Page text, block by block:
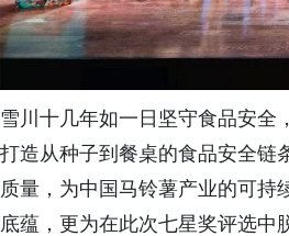
雪川十几年如一日坚守食品安全
打造从种子到餐桌的食品安全链
质量，为中国马铃薯产业的可持
底蕴，更为在此次七星奖评选中